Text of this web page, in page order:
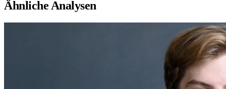
Ähnliche Analysen